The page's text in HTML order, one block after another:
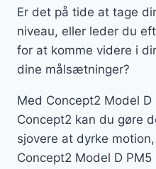
Er det på tide at tage
niveau, eller leder du
for at komme videre i
dine målsætninger?
Med Concept2 Model
Concept2 kan du gøre
sjovere at dyrke
Concept2 Model D